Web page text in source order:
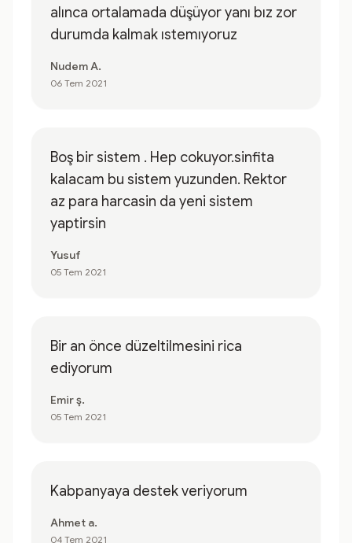
alınca ortalamada düşüyor yanı bız zor
durumda kalmak ıstemıyoruz
Nudem A.
06 Tem 2021
Boş bir sistem . Hep cokuyor.sinfita
kalacam bu sistem yuzunden. Rektor
az para harcasin da yeni sistem
yaptirsin
Yusuf
05 Tem 2021
Bir an önce düzeltilmesini rica
ediyorum
Emir ş.
05 Tem 2021
Kabpanyaya destek veriyorum
Ahmet a.
04 Tem 2021